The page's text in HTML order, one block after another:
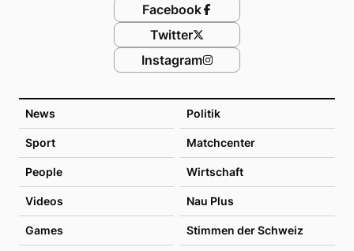
News Politik
Sport Matchcenter
People Wirtschaft
Videos Nau Plus
Games Stimmen der Schweiz
Facebook
Twitter
Instagram